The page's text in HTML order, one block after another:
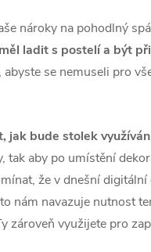
nároky na pohodlný
ladit s postelí a být
se nemuseli pro
jak bude stolek využíván
tak aby po umístění
že v dnešní
nám navazuje nutnost
zároveň využijete pro